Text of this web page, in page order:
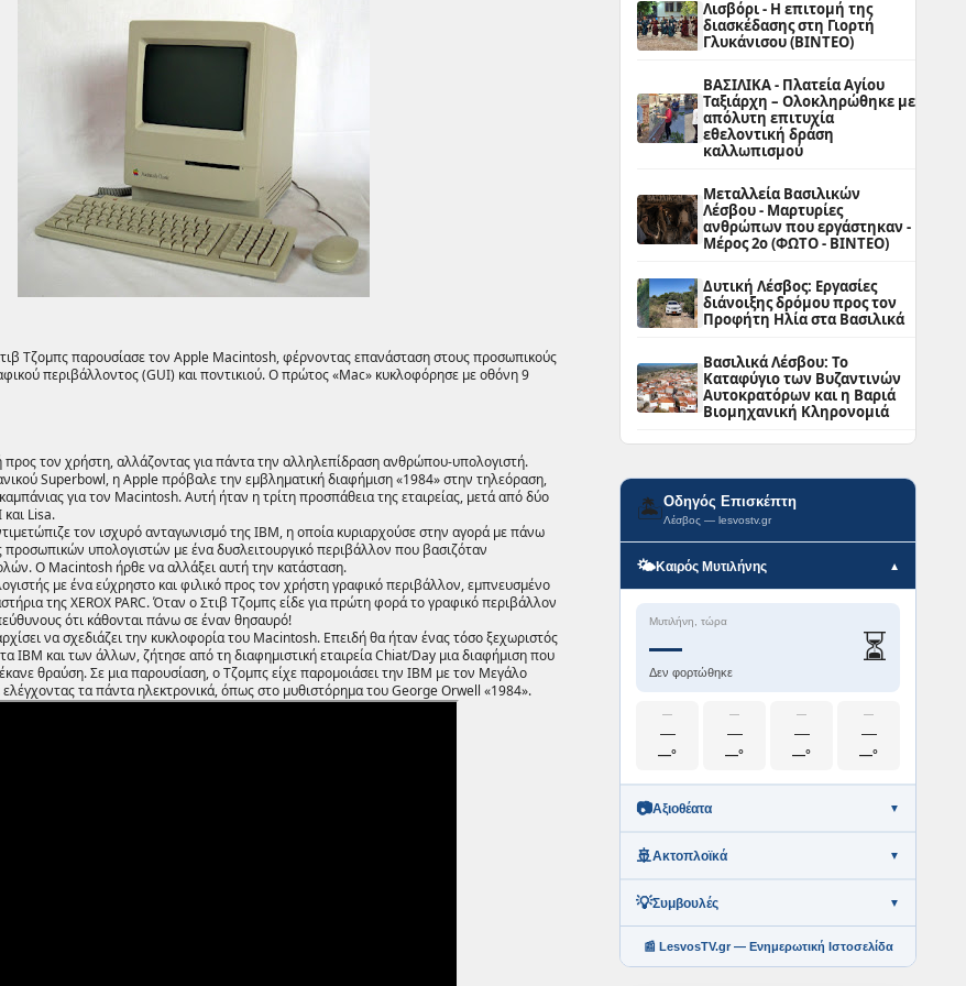
Τζομπς παρουσίασε τον Apple Macintosh, φέρνοντας επανάσταση στους προσωπικούς
περιβάλλοντος (GUI) και ποντικιού. Ο πρώτος «Mac» κυκλοφόρησε με οθόνη 9
προς τον χρήστη, αλλάζοντας για πάντα την αλληλεπίδραση ανθρώπου-υπολογιστή.
Superbowl, η Apple πρόβαλε την εμβληματική διαφήμιση «1984» στην τηλεόραση,
για τον Macintosh. Αυτή ήταν η τρίτη προσπάθεια της εταιρείας, μετά από δύο
Lisa.
τον ισχυρό ανταγωνισμό της IBM, η οποία κυριαρχούσε στην αγορά με πάνω
υπολογιστών με ένα δυσλειτουργικό περιβάλλον που βασιζόταν
Ο Macintosh ήρθε να αλλάξει αυτή την κατάσταση.
με ένα εύχρηστο και φιλικό προς τον χρήστη γραφικό περιβάλλον, εμπνευσμένο
της XEROX PARC. Όταν ο Στιβ Τζομπς είδε για πρώτη φορά το γραφικό περιβάλλον
ότι κάθονται πάνω σε έναν θησαυρό!
να σχεδιάζει την κυκλοφορία του Macintosh. Επειδή θα ήταν ένας τόσο ξεχωριστός
IBM και των άλλων, ζήτησε από τη διαφημιστική εταιρεία Chiat/Day μια διαφήμιση που
θραύση. Σε μια παρουσίαση, ο Τζομπς είχε παρομοιάσει την IBM με τον Μεγάλο
τα πάντα ηλεκτρονικά, όπως στο μυθιστόρημα του George Orwell «1984».
Λισβόρι - Η επιτομή της
διασκέδασης στη Γιορτή
Γλυκάνισου (ΒΙΝΤΕΟ)
ΒΑΣΙΛΙΚΑ - Πλατεία Αγίου
Ταξιάρχη – Ολοκληρώθηκε με
απόλυτη επιτυχία
εθελοντική δράση
καλλωπισμού
Μεταλλεία Βασιλικών
Λέσβου - Μαρτυρίες
ανθρώπων που εργάστηκαν -
Μέρος 2ο (ΦΩΤΟ - ΒΙΝΤΕΟ)
Δυτική Λέσβος: Εργασίες
διάνοιξης δρόμου προς τον
Προφήτη Ηλία στα Βασιλικά
Βασιλικά Λέσβου: Το
Καταφύγιο των Βυζαντινών
Αυτοκρατόρων και η Βαριά
Βιομηχανική Κληρονομιά
🏝️Οδηγός Επισκέπτη
Λέσβος — lesvostv.gr
🌤️Καιρός Μυτιλήνης ▼
Μυτιλήνη, τώρα
—
Δεν φορτώθηκε
⏳
—
—
—°
—
—
—°
—
—
—°
—
—
—°
📷Αξιοθέατα ▼
🚢Ακτοπλοϊκά ▼
💡Συμβουλές ▼
📰 LesvosTV.gr — Ενημερωτική Ιστοσελίδα